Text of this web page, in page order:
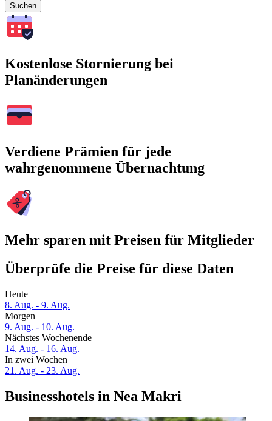
Suchen
Kostenlose Stornierung bei
Planänderungen
Verdiene Prämien für jede
wahrgenommene Übernachtung
Mehr sparen mit Preisen für Mitglieder
Überprüfe die Preise für diese Daten
Heute
8. Aug. - 9. Aug.
Morgen
9. Aug. - 10. Aug.
Nächstes Wochenende
14. Aug. - 16. Aug.
In zwei Wochen
21. Aug. - 23. Aug.
Businesshotels in Nea Makri